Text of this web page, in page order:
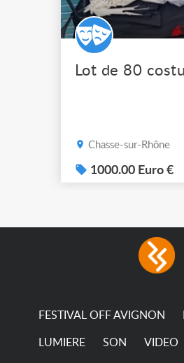
Chasse-sur-Rhône
1000.00 Euro €
FESTIVAL OFF AVIGNON
LUMIERE SON VIDEO